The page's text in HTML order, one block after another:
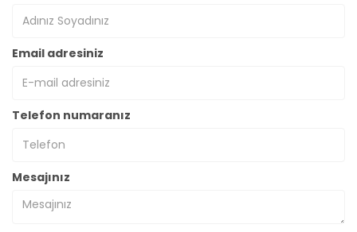
Email adresiniz
Telefon numaranız
Mesajınız